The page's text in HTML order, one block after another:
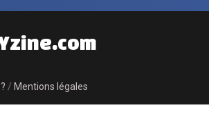
/ Mentions légales